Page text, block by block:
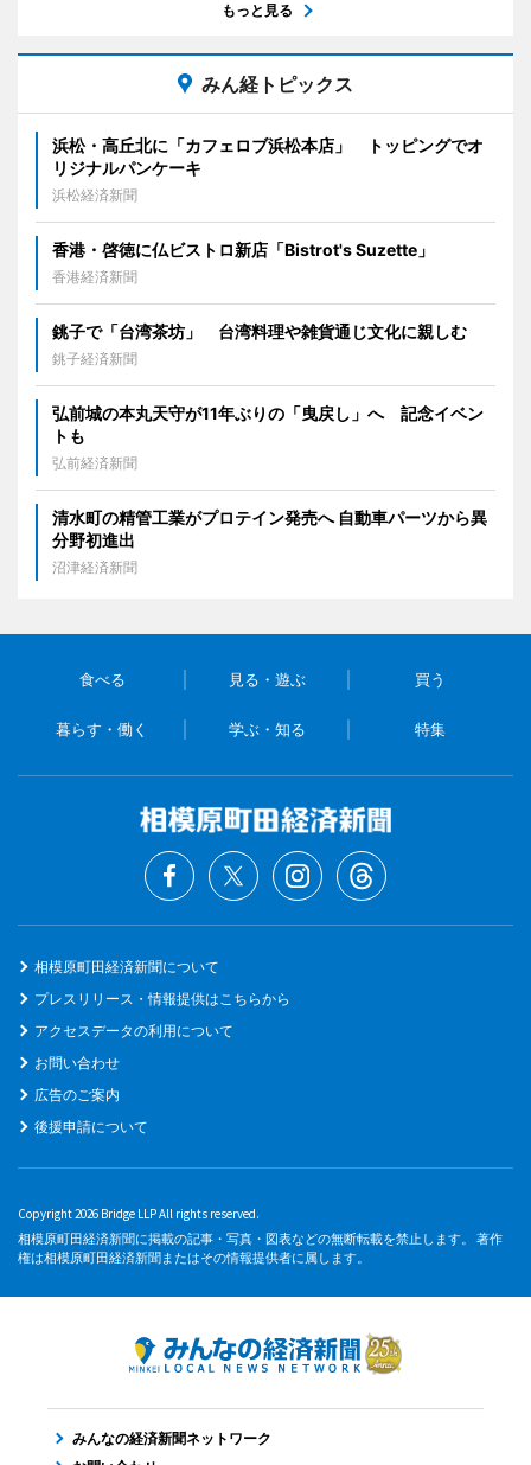
もっと見る
みん経トピックス
浜松・高丘北に「カフェロブ浜松本店」 トッピングでオ
リジナルパンケーキ
浜松経済新聞
香港・啓徳に仏ビストロ新店「Bistrot's Suzette」
香港経済新聞
銚子で「台湾茶坊」 台湾料理や雑貨通じ文化に親しむ
銚子経済新聞
弘前城の本丸天守が11年ぶりの「曳戻し」へ 記念イベン
トも
弘前経済新聞
清水町の精管工業がプロテイン発売へ 自動車パーツから異
分野初進出
沼津経済新聞
食べる 見る・遊ぶ 買う
暮らす・働く 学ぶ・知る 特集
相模原町田経済新聞について
プレスリリース・情報提供はこちらから
アクセスデータの利用について
お問い合わせ
広告のご案内
後援申請について
Copyright 2026 Bridge LLP All rights reserved.
相模原町田経済新聞に掲載の記事・写真・図表などの無断転載を禁止します。 著作
権は相模原町田経済新聞またはその情報提供者に属します。
みんなの経済新聞ネットワーク